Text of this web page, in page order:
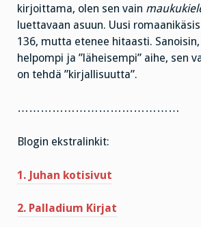
kirjoittama, olen sen vain
luettavaan asuun. Uusi
136, mutta etenee hitaasti.
helpompi ja ”läheisempi” aihe, sen
on tehdä ”kirjallisuutta”.
……………………………………
Blogin ekstralinkit:
1. Juhan kotisivut
2. Palladium Kirjat